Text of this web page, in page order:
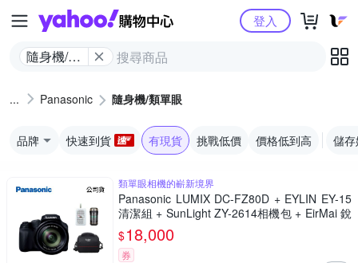
Yahoo購物中心
隨身機/類
登入
Panasonic 隨身機/類單眼
品牌 快速到貨 有現貨 挑戰低價 價格低到高 儲
類單眼相機的嶄新境界
Panasonic LUMIX DC-FZ80D + EYLIN EY-15
清潔組 + SunLight ZY-2614相機包 + EirMai 銳
瑪 HD-100C電子除濕卡 FZ80D (公司貨)
$18,000
券